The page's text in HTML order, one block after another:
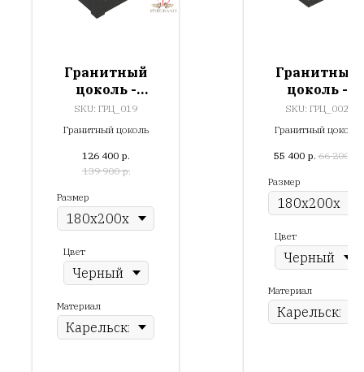
Гранитный
цоколь -
ГРЦ_019
SKU: ГРЦ_019
Гранитный цоколь
126 400 р.
139 900 р.
Размер
Цвет
Материал
Гранитный
цоколь -
ГРЦ_002
SKU: ГРЦ_002
Гранитный цоколь
55 400 р. 66 200
Размер
Цвет
Материал